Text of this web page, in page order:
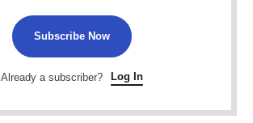
Subscribe Now
Already a subscriber? Log In